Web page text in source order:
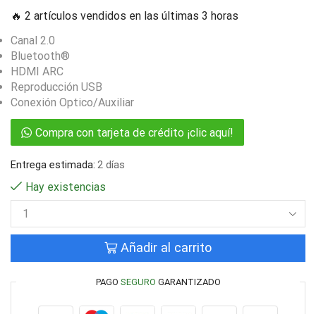
🔥 2 artículos vendidos en las últimas 3 horas
Canal 2.0
Bluetooth®
HDMI ARC
Reproducción USB
Conexión Optico/Auxiliar
Compra con tarjeta de crédito ¡clic aquí!
Entrega estimada: 2 días
Hay existencias
Añadir al carrito
PAGO SEGURO GARANTIZADO